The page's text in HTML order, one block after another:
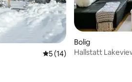
5 ud af 5 i gennemsnitlig
5 (14)
Bolig
Hallstatt